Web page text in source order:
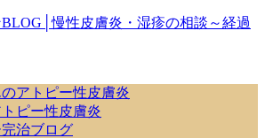
アトピー性皮膚炎
ピー性皮膚炎
治ブログ